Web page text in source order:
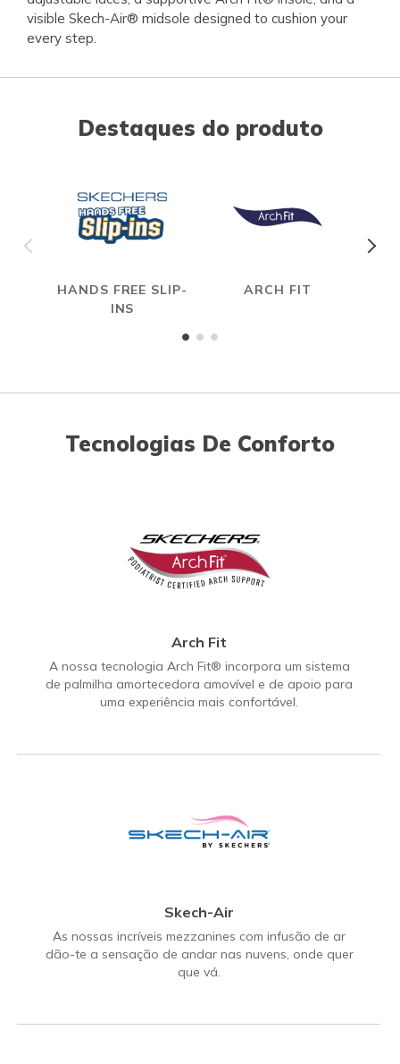
visible Skech-Air® midsole designed to cushion your
every step.
Destaques do produto
HANDS FREE SLIP-
INS
ARCH FIT
Tecnologias De Conforto
Arch Fit
A nossa tecnologia Arch Fit® incorpora um sistema
de palmilha amortecedora amovível e de apoio para
uma experiência mais confortável.
Skech-Air
As nossas incríveis mezzanines com infusão de ar
dão-te a sensação de andar nas nuvens, onde quer
que vá.